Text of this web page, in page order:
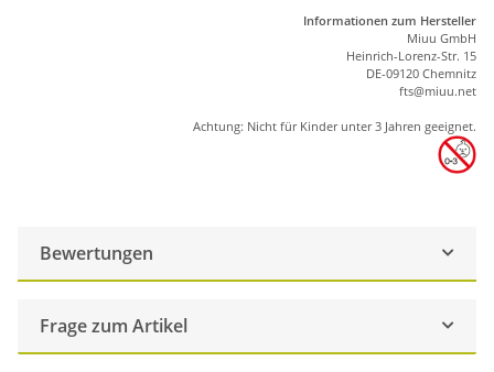
Informationen zum Hersteller
Miuu GmbH
Heinrich-Lorenz-Str. 15
DE-09120 Chemnitz
fts@miuu.net
Achtung: Nicht für Kinder unter 3 Jahren geeignet.
Bewertungen
Frage zum Artikel